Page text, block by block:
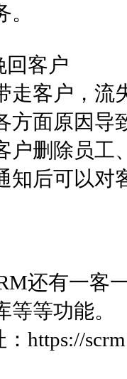
回客户
走客户，流
方面原因导
户删除员工
知后可以
还有一客
等功能。
https://